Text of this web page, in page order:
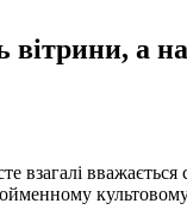
вітрини, а
взагалі